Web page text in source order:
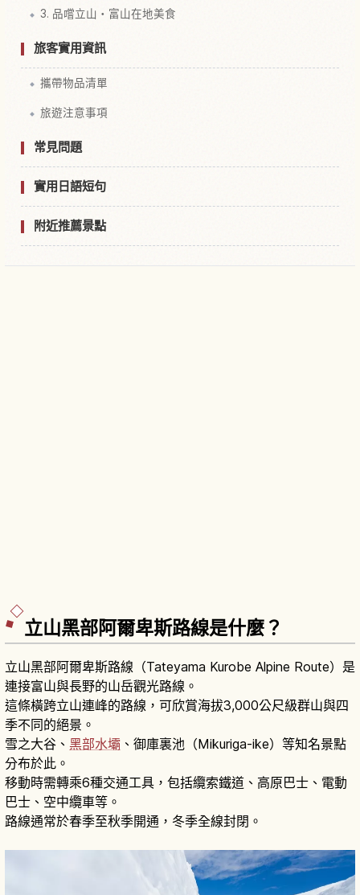
3. 品嚐立山・富山在地美食
旅客實用資訊
攜帶物品清單
旅遊注意事項
常見問題
實用日語短句
附近推薦景點
立山黑部阿爾卑斯路線是什麼？
立山黑部阿爾卑斯路線（Tateyama Kurobe Alpine Route）是
連接富山與長野的山岳觀光路線。
這條橫跨立山連峰的路線，可欣賞海拔3,000公尺級群山與四
季不同的絕景。
雪之大谷、 黑部水壩 、御庫裏池（Mikuriga-ike）等知名景點
分布於此。
移動時需轉乘6種交通工具，包括纜索鐵道、高原巴士、電動
巴士、空中纜車等。
路線通常於春季至秋季開通，冬季全線封閉。